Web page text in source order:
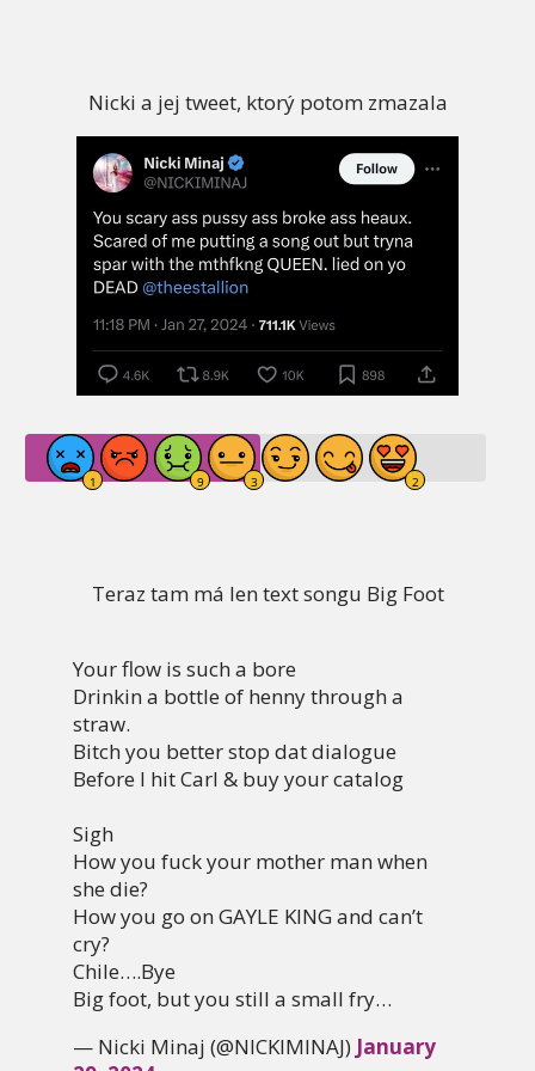
Nicki a jej tweet, ktorý potom zmazala
Teraz tam má len text songu Big Foot
Your flow is such a bore
Drinkin a bottle of henny through a
straw.
Bitch you better stop dat dialogue
Before I hit Carl & buy your catalog
Sigh
How you fuck your mother man when
she die?
How you go on GAYLE KING and can’t
cry?
Chile….Bye
Big foot, but you still a small fry…
— Nicki Minaj (@NICKIMINAJ) January